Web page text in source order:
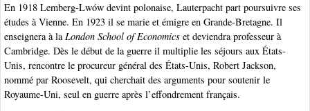
En 1918 Lemberg-Lwów devint polonaise, Lauterpacht part poursuivre ses
études à Vienne. En 1923 il se marie et émigre en Grande-Bretagne. Il
enseignera à laLondon School of Economics et deviendra professeur à
Cambridge. Dès le début de la guerre il multiplie les séjours aux États-
Unis, rencontre le procureur général des États-Unis, Robert Jackson,
nommé par Roosevelt, qui cherchait des arguments pour soutenir le
Royaume-Uni, seul en guerre après l’effondrement français.